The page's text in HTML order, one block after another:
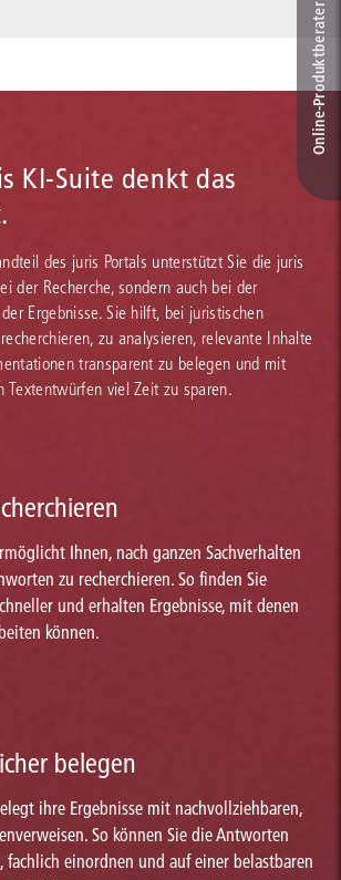
KI-Suite denkt das
des juris Portals unterstützt Sie die juris
der Recherche, sondern auch bei der
Ergebnisse. Sie hilft, bei juristischen
zu analysieren, relevante Inhalte
transparent zu belegen und mit
Textentwürfen viel Zeit zu sparen.
Ihnen, nach ganzen Sachverhalten
zu recherchieren. So finden Sie
und erhalten Ergebnisse, mit denen
können.
belegen
ihre Ergebnisse mit nachvollziehbaren,
So können Sie die Antworten
fachlich einordnen und auf einer belastbaren
Online-Produkt­berater